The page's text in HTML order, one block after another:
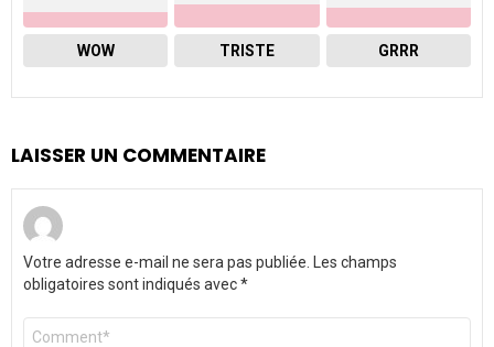
WOW TRISTE GRRR
LAISSER UN COMMENTAIRE
Votre adresse e-mail ne sera pas publiée.
Les champs
obligatoires sont indiqués avec*
Commentaire